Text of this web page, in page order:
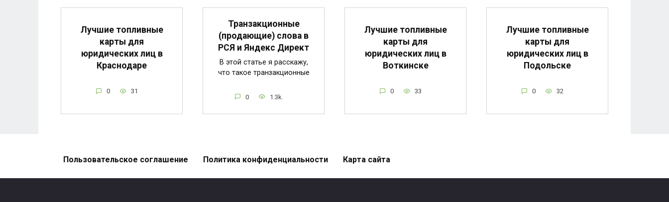
Лучшие топливные
карты для
юридических лиц в
Краснодаре
0 31
Транзакционные
(продающие) слова в
РСЯ и Яндекс Директ
В этой статье я расскажу,
что такое транзакционные
0 1.3k.
Лучшие топливные
карты для
юридических лиц в
Воткинске
0 33
Лучшие топливные
карты для
юридических лиц в
Подольске
0 32
Пользовательское соглашение Политика конфиденциальности Карта сайта